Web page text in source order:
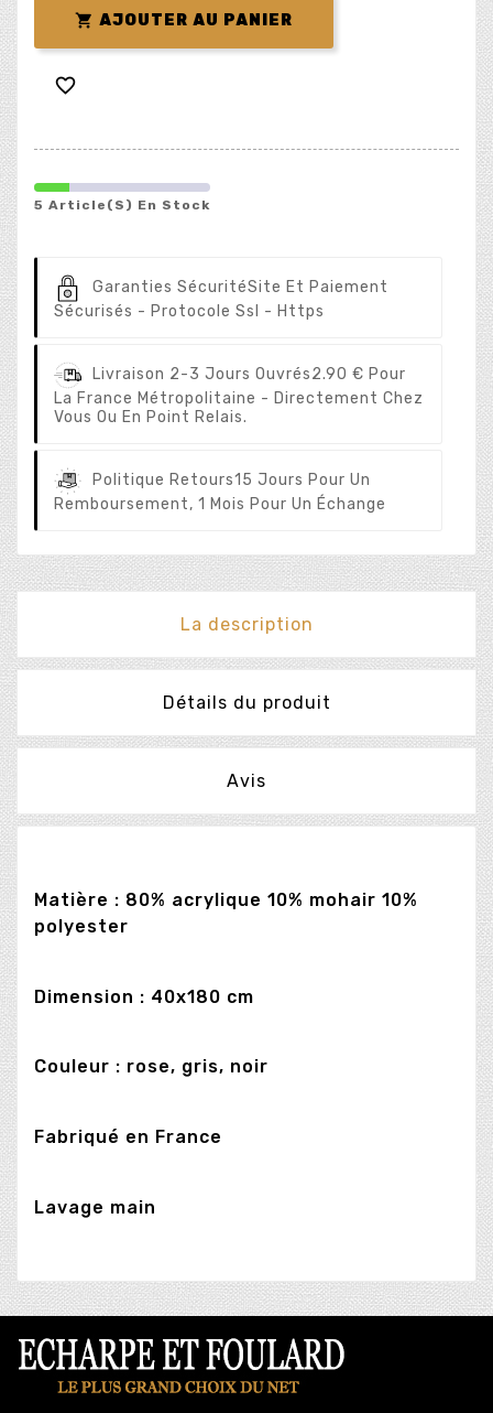
 AJOUTER AU PANIER

5 Article(s) En Stock
Garanties SécuritéSite Et Paiement
Sécurisés - Protocole Ssl - Https
Livraison 2-3 Jours Ouvrés2.90 € Pour
La France Métropolitaine - Directement Chez
Vous Ou En Point Relais.
Politique Retours15 Jours Pour Un
Remboursement, 1 Mois Pour Un Échange
La description
Détails du produit
Avis
Matière : 80% acrylique 10% mohair 10%
polyester
Dimension : 40x180 cm
Couleur : rose, gris, noir
Fabriqué en France
Lavage main